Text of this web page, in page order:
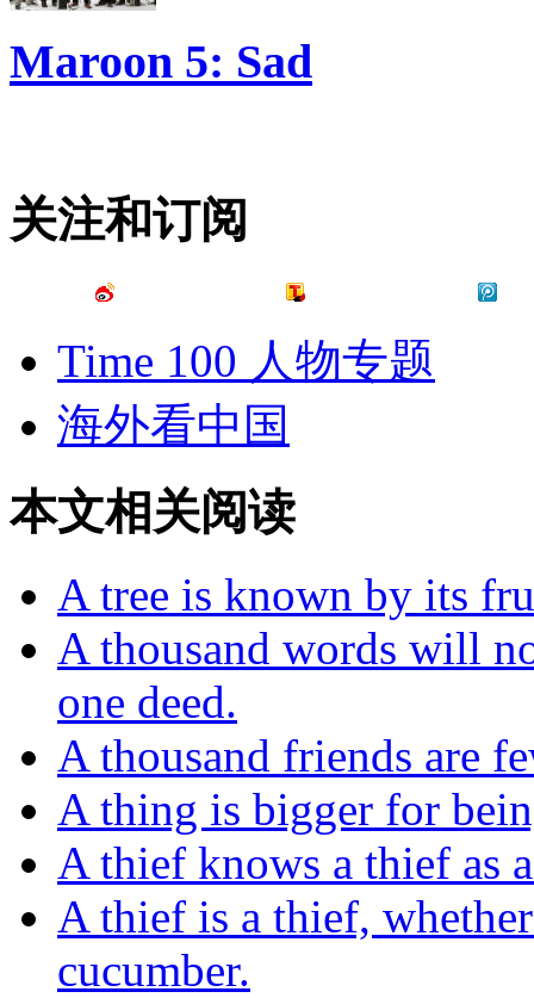
Maroon 5: Sad
关注和订阅
Time 100 人物专题
海外看中国
本文相关阅读
A tree is known by its
A thousand words will
one deed.
A thousand friends are
A thing is bigger for
A thief knows a thief as
A thief is a thief,
cucumber.